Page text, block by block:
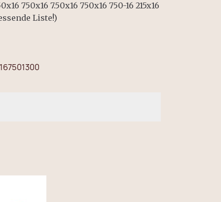
750x16 7.50x16 750x16 750-16 215x16
Liste!)